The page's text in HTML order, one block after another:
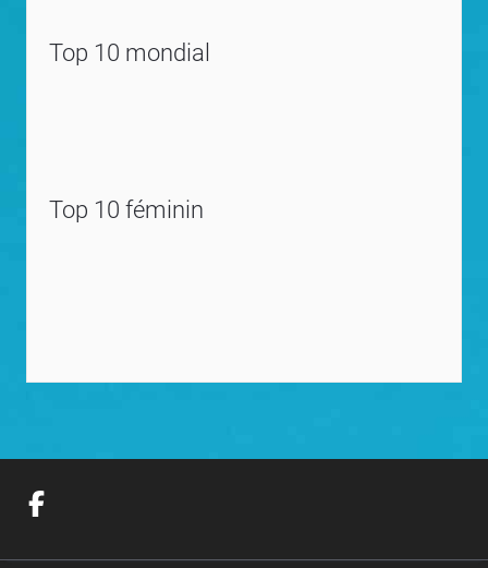
Top 10 mondial
Top 10 féminin